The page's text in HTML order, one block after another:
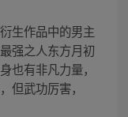
生作品中的男主
强之人东方月初
也有非凡力量，
但武功厉害，